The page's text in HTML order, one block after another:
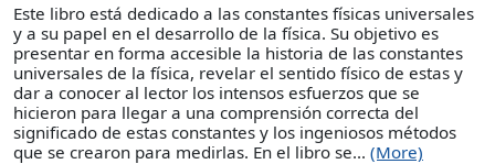
Este libro está dedicado a las constantes físicas universales
y a su papel en el desarrollo de la física. Su objetivo es
presentar en forma accesible la historia de las constantes
universales de la física, revelar el sentido físico de estas y
dar a conocer al lector los intensos esfuerzos que se
hicieron para llegar a una comprensión correcta del
significado de estas constantes y los ingeniosos métodos
que se crearon para medirlas. En el libro se... (More)